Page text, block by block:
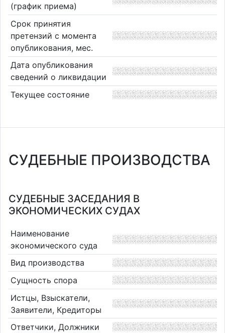
(график приема)
Срок принятия
претензий с момента
опубликования, мес.
Дата опубликования
сведений о ликвидации
Текущее состояние
СУДЕБНЫЕ ПРОИЗВОДСТВА
СУДЕБНЫЕ ЗАСЕДАНИЯ В
ЭКОНОМИЧЕСКИХ СУДАХ
Наименование
экономического суда
Вид производства
Сущность спора
Истцы, Взыскатели,
Заявители, Кредиторы
Ответчики, Должники